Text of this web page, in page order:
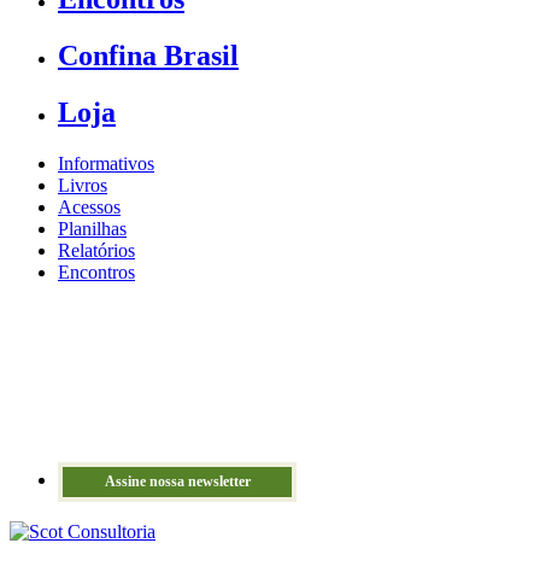
Confina Brasil
Loja
Informativos
Livros
Acessos
Planilhas
Relatórios
Encontros
Assine nossa newsletter